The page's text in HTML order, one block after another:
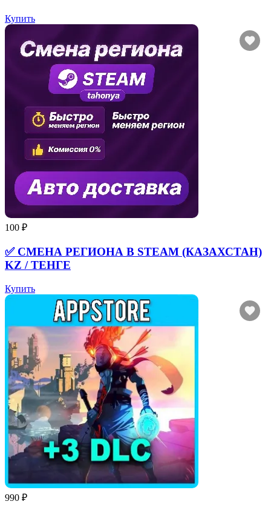
Купить
100 ₽
✅ СМЕНА РЕГИОНА В STEAM (КАЗАХСТАН)
KZ / ТЕНГЕ
Купить
990 ₽